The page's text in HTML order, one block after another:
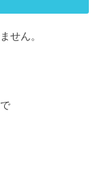
せん。
で